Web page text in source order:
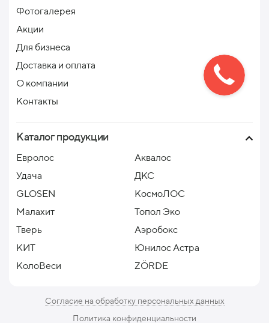
Фотогалерея
Акции
Для бизнеса
Доставка и оплата
О компании
Контакты
Каталог продукции
Евролос
Аквалос
Удача
ДКС
GLOSEN
КосмоЛОС
Малахит
Топол Эко
Тверь
Аэробокс
КИТ
Юнилос Астра
КолоВеси
ZÖRDE
Согласие на обработку персональных данных
Политика конфиденциальности